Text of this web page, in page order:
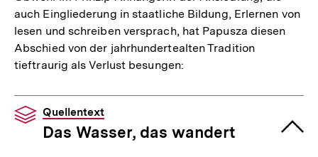
Fußnote
auch Eingliederung in staatliche Bildung, Erlernen von
lesen und schreiben versprach, hat Papusza diesen
Abschied von der jahrhundertealten Tradition
tieftraurig als Verlust besungen:
Quellentext
Das Wasser, das wandert